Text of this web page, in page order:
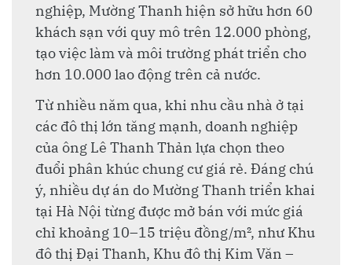
nghiệp, Mường Thanh hiện sở hữu hơn 60
khách sạn với quy mô trên 12.000 phòng,
tạo việc làm và môi trường phát triển cho
hơn 10.000 lao động trên cả nước.
Từ nhiều năm qua, khi nhu cầu nhà ở tại
các đô thị lớn tăng mạnh, doanh nghiệp
của ông Lê Thanh Thản lựa chọn theo
đuổi phân khúc chung cư giá rẻ. Đáng chú
ý, nhiều dự án do Mường Thanh triển khai
tại Hà Nội từng được mở bán với mức giá
chỉ khoảng 10–15 triệu đồng/m², như Khu
đô thị Đại Thanh, Khu đô thị Kim Văn –